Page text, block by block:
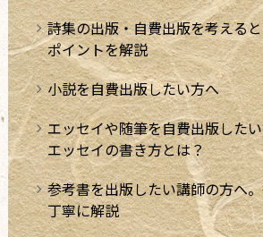
詩集の出版・自費出版を考える
ポイントを解説
小説を自費出版したい方へ
エッセイや随筆を自費出版した
エッセイの書き方とは？
参考書を出版したい講師の方へ
丁寧に解説